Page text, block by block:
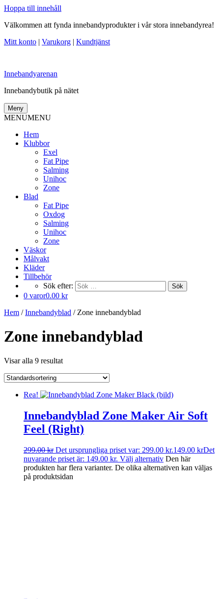
Hoppa till innehåll
Välkommen att fynda innebandyprodukter i vår stora innebandyrea!
Mitt konto | Varukorg | Kundtjänst
Innebandyarenan
Innebandybutik på nätet
Meny
MENUMENU
Hem
Klubbor
Exel
Fat Pipe
Salming
Unihoc
Zone
Blad
Fat Pipe
Oxdog
Salming
Unihoc
Zone
Väskor
Målvakt
Kläder
Tillbehör
Sök efter:
Sök
0 varor0.00 kr
Hem /Innebandyblad / Zone innebandyblad
Zone innebandyblad
Visar alla 9 resultat
Rea!
Innebandyblad Zone Maker Air Soft
Feel (Right)
299.00kr Det ursprungliga priset var: 299.00 kr.149.00 krDet
nuvarande priset är: 149.00 kr. Välj alternativ Den här
produkten har flera varianter. De olika alternativen kan väljas
på produktsidan